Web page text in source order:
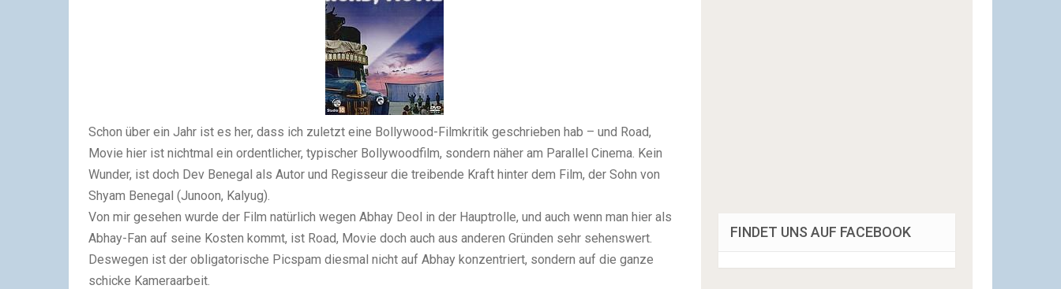
Schon über ein Jahr ist es her, dass ich zuletzt eine Bollywood-Filmkritik geschrieben hab – und Road,
Movie hier ist nichtmal ein ordentlicher, typischer Bollywoodfilm, sondern näher am Parallel Cinema. Kein
Wunder, ist doch Dev Benegal als Autor und Regisseur die treibende Kraft hinter dem Film, der Sohn von
Shyam Benegal (Junoon, Kalyug).
Von mir gesehen wurde der Film natürlich wegen Abhay Deol in der Hauptrolle, und auch wenn man hier als
Abhay-Fan auf seine Kosten kommt, ist Road, Movie doch auch aus anderen Gründen sehr sehenswert.
Deswegen ist der obligatorische Picspam diesmal nicht auf Abhay konzentriert, sondern auf die ganze
schicke Kameraarbeit.
FINDET UNS AUF FACEBOOK